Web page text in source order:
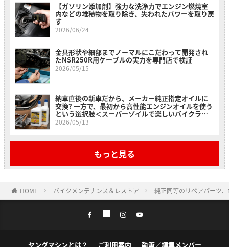
【ガソリン添加剤】強力な洗浄力でエンジン燃焼室
内などの堆積物を取り除き、失われたパワーを取り戻
す
2026/06/24
金具形状や細部までノーマルにこだわって開発され
たNSR250R用ケーブルの実力を専門店で検証
2026/05/15
納車直後の新車だから、メーカー純正指定オイルに
交換? 一方で、最初から高性能エンジンオイルを使う
という選択肢＜スーパーゾイルで楽しいバイクライ
フ＞
2026/05/13
もっと見る
HOME バイクメンテナンス＆レストア 純正同等のリペアパーツ
ヤングマシンとは？ ご利用案内 執筆／編集メンバー